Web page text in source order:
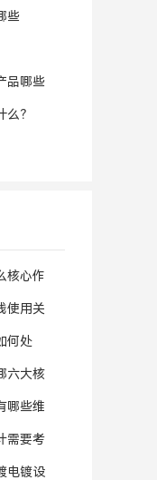
些
品哪些
？
核心作
使用关
何处
六大核
哪些维
需要考
电镀设